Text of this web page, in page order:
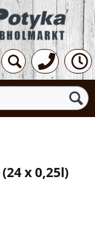
(24 x 0,25l)